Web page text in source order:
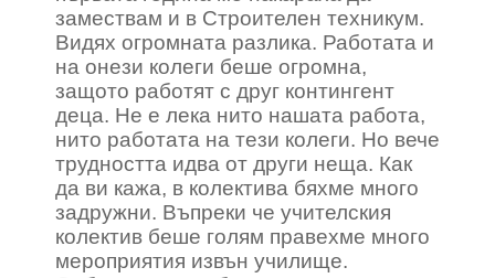
замествам и в Строителен техникум.
Видях огромната разлика. Работата и
на онези колеги беше огромна,
защото работят с друг контингент
деца. Не е лека нито нашата работа,
нито работата на тези колеги. Но вече
трудността идва от други неща. Как
да ви кажа, в колектива бяхме много
задружни. Въпреки че учителския
колектив беше голям правехме много
мероприятия извън училище.